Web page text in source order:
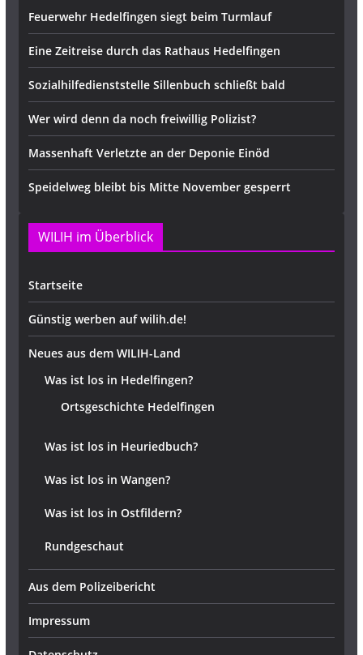
Feuerwehr Hedelfingen siegt beim Turmlauf
Eine Zeitreise durch das Rathaus Hedelfingen
Sozialhilfedienststelle Sillenbuch schließt bald
Wer wird denn da noch freiwillig Polizist?
Massenhaft Verletzte an der Deponie Einöd
Speidelweg bleibt bis Mitte November gesperrt
WILIH im Überblick
Startseite
Günstig werben auf wilih.de!
Neues aus dem WILIH-Land
Was ist los in Hedelfingen?
Ortsgeschichte Hedelfingen
Was ist los in Heuriedbuch?
Was ist los in Wangen?
Was ist los in Ostfildern?
Rundgeschaut
Aus dem Polizeibericht
Impressum